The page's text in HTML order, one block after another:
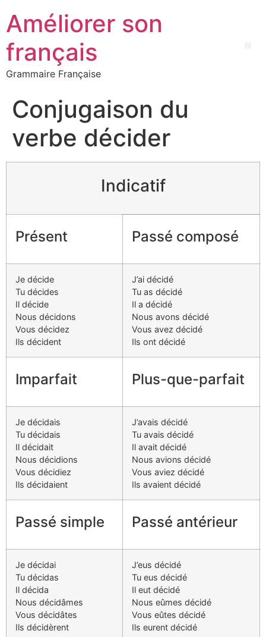
Améliorer son
français
Grammaire Française
Conjugaison du
verbe décider
Indicatif
Présent Passé composé
Je décide
Tu décides
Il décide
Nous décidons
Vous décidez
Ils décident
J’ai décidé
Tu as décidé
Il a décidé
Nous avons décidé
Vous avez décidé
Ils ont décidé
Imparfait Plus-que-parfait
Je décidais
Tu décidais
Il décidait
Nous décidions
Vous décidiez
Ils décidaient
J’avais décidé
Tu avais décidé
Il avait décidé
Nous avions décidé
Vous aviez décidé
Ils avaient décidé
Passé simple Passé antérieur
Je décidai
Tu décidas
Il décida
Nous décidâmes
Vous décidâtes
Ils décidèrent
J’eus décidé
Tu eus décidé
Il eut décidé
Nous eûmes décidé
Vous eûtes décidé
Ils eurent décidé